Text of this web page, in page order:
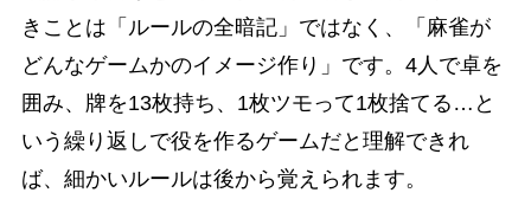
きことは「ルールの全暗記」ではなく、「麻雀が
どんなゲームかのイメージ作り」です。4人で卓を
囲み、牌を13枚持ち、1枚ツモって1枚捨てる…と
いう繰り返しで役を作るゲームだと理解できれ
ば、細かいルールは後から覚えられます。